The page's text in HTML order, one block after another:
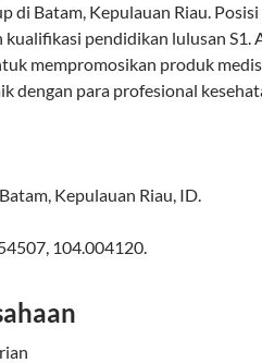
di Batam, Kepulauan Riau.
pendidikan lulusan S1.
mempromosikan produk
dengan para profesional
Batam, Kepulauan Riau, ID.
, 104.004120.